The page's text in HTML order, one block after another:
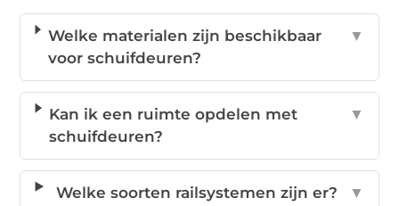
Welke materialen zijn beschikbaar
voor schuifdeuren?
▼
Kan ik een ruimte opdelen met
schuifdeuren?
▼
Welke soorten railsystemen zijn er? ▼